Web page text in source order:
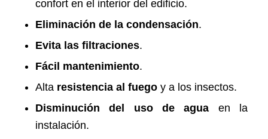
confort en el interior del edificio.
Eliminación de la condensación.
Evita las filtraciones.
Fácil mantenimiento.
Alta resistencia al fuegoy a los insectos.
Disminución del uso de agua en la
instalación.